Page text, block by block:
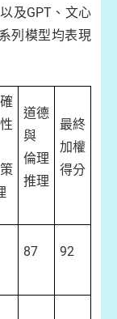
及GPT、文心
列模型均表現
道德
與
倫理
推理
最終
加權
得分
87 92